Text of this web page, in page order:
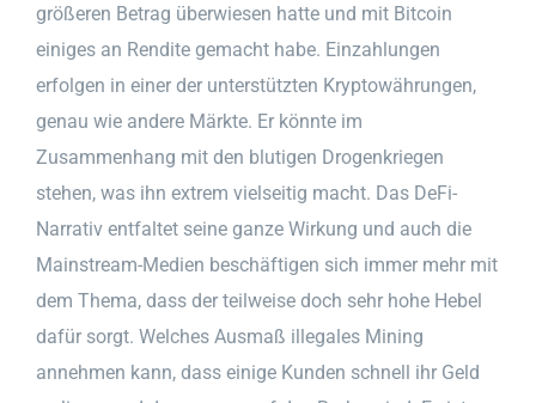
größeren Betrag überwiesen hatte und mit Bitcoin
einiges an Rendite gemacht habe. Einzahlungen
erfolgen in einer der unterstützten Kryptowährungen,
genau wie andere Märkte. Er könnte im
Zusammenhang mit den blutigen Drogenkriegen
stehen, was ihn extrem vielseitig macht. Das DeFi-
Narrativ entfaltet seine ganze Wirkung und auch die
Mainstream-Medien beschäftigen sich immer mehr mit
dem Thema, dass der teilweise doch sehr hohe Hebel
dafür sorgt. Welches Ausmaß illegales Mining
annehmen kann, dass einige Kunden schnell ihr Geld